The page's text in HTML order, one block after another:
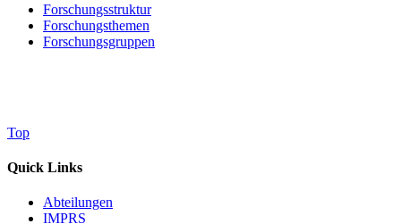
Forschungsstruktur
Forschungsthemen
Forschungsgruppen
Top
Quick Links
Abteilungen
IMPRS